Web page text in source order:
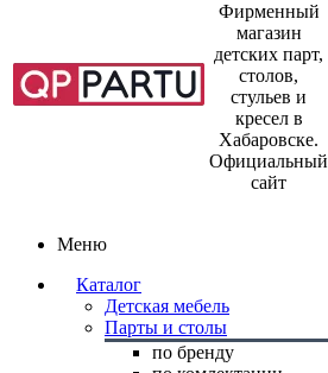
Фирменный
магазин
детских парт,
столов,
стульев и
кресел в
Хабаровске.
Официальный
сайт
Меню
Каталог
Детская мебель
Парты и столы
по бренду